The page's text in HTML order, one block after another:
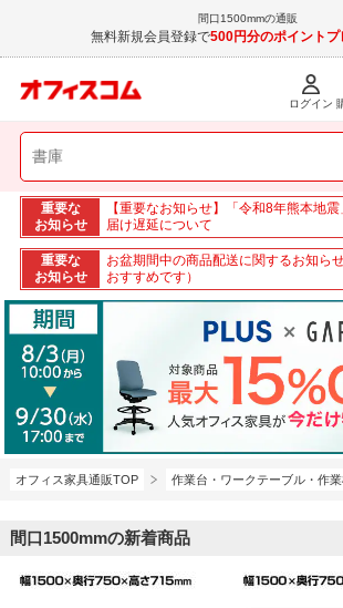
間口1500mmの通販
無料新規会員登録で500円分のポイントプ
ログイン
重要な
お知らせ
【重要なお知らせ】「令和8年熊本地
届け遅延について
重要な
お知らせ
お盆期間中の商品配送に関するお知ら
おすすめです）
オフィス家具通販TOP 作業台・ワークテーブル・作
間口1500mmの新着商品